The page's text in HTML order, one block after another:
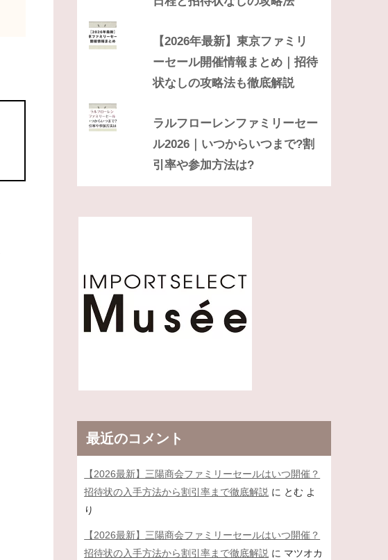
【2026年最新】東京ファミリ
ーセール開催情報まとめ｜招待
状なしの攻略法も徹底解説
ラルフローレンファミリーセー
ル2026｜いつからいつまで?割
引率や参加方法は?
最近のコメント
【2026最新】三陽商会ファミリーセールはいつ開催？
招待状の入手方法から割引率まで徹底解説 に とむ よ
り
【2026最新】三陽商会ファミリーセールはいつ開催？
招待状の入手方法から割引率まで徹底解説 に マツオカ